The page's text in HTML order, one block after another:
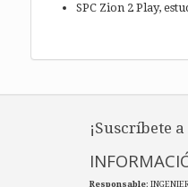
SPC Zion 2 Play,
¡Suscríbete
Responsable: